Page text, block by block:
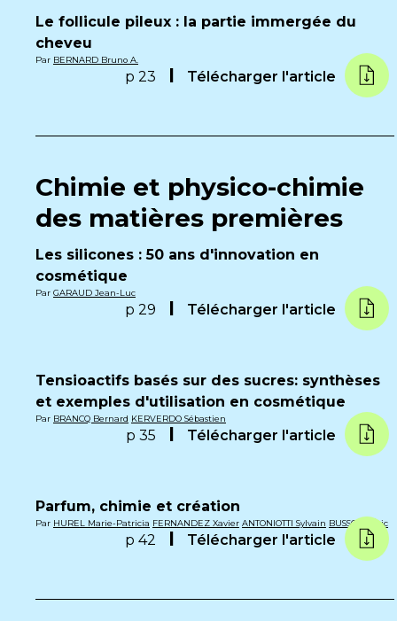
Le follicule pileux : la partie immergée du
cheveu
Par BERNARD Bruno A.
p 23 Télécharger l'article
Chimie et physico-chimie
des matières premières
Les silicones : 50 ans d'innovation en
cosmétique
Par GARAUD Jean-Luc
p 29 Télécharger l'article
Tensioactifs basés sur des sucres: synthèses
et exemples d'utilisation en cosmétique
Par BRANCQ Bernard KERVERDO Sébastien
p 35 Télécharger l'article
Parfum, chimie et création
Par HUREL Marie-Patricia FERNANDEZ Xavier ANTONIOTTI Sylvain BUSSOTTI Éric
p 42 Télécharger l'article